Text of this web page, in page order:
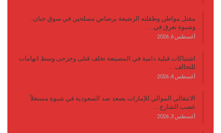
مقتل مواطن وطفلته الرضيعة برصاص مسلحين في سوق حبان..
وشبوة تغرق في…
أغسطس 6, 2026
اشتباكات قبلية دامية في المصينعة تخلف قتلى وجرحى وسط اتهامات
للتحالف…
أغسطس 4, 2026
الانتقالي الموالي للإمارات يصعد ضد السعودية في شبوة مستغلاً
غضب الشارع…
أغسطس 3, 2026